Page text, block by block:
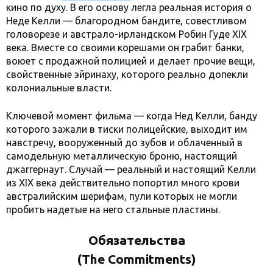
кино по духу. В его основу легла реальная история о
Неде Келли — благородном бандите, совестливом
головорезе и австрало-ирландском Робин Гуде XIX
века. Вместе со своими корешами он грабит банки,
воюет с продажной полицией и делает прочие вещи,
свойственные эйринаху, которого реально допекли
колониальные власти.
Ключевой момент фильма — когда Нед Келли, банду
которого зажали в тиски полицейские, выходит им
навстречу, вооруженный до зубов и облаченный в
самодельную металлическую броню, настоящий
джаггернаут. Случай — реальный и настоящий Келли
из XIX века действительно попортил много крови
австралийским шерифам, пули которых не могли
пробить надетые на него стальные пластины.
Обязательства
(The Commitments)